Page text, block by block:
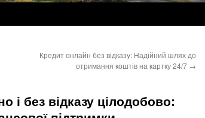
Кредит онлайн без відказу: Надійний шлях до
отримання коштів на картку 24/7 →
і без відказу цілодобово: